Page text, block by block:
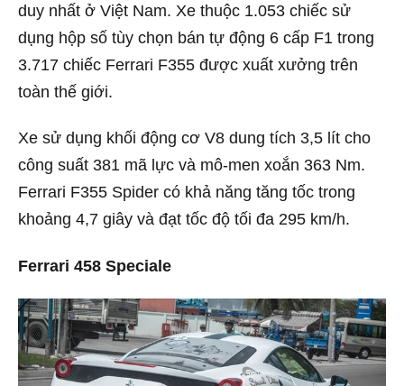
duy nhất ở Việt Nam. Xe thuộc 1.053 chiếc sử
dụng hộp số tùy chọn bán tự động 6 cấp F1 trong
3.717 chiếc Ferrari F355 được xuất xưởng trên
toàn thế giới.
Xe sử dụng khối động cơ V8 dung tích 3,5 lít cho
công suất 381 mã lực và mô-men xoắn 363 Nm.
Ferrari F355 Spider có khả năng tăng tốc trong
khoảng 4,7 giây và đạt tốc độ tối đa 295 km/h.
Ferrari 458 Speciale